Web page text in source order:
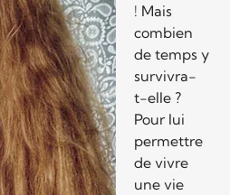
! Mais
combien
de temps y
survivra-
t-elle ?
Pour lui
permettre
de vivre
une vie